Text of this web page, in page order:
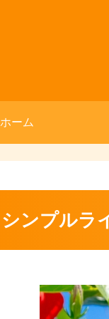
ホーム
シンプルラ